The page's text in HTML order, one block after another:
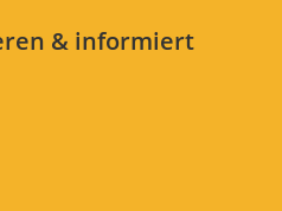
& informiert